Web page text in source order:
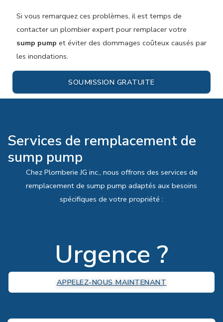
Si vous remarquez ces problèmes, il est temps de
contacter un plombier expert pour remplacer votre
sump pump et éviter des dommages coûteux causés par
les inondations.
SOUMISSION GRATUITE
Services de remplacement de
sump pump
Chez Plomberie JG inc., nous offrons des services de
remplacement de sump pump adaptés aux besoins
spécifiques de votre propriété :
Urgence ?
APPELEZ-NOUS MAINTENANT